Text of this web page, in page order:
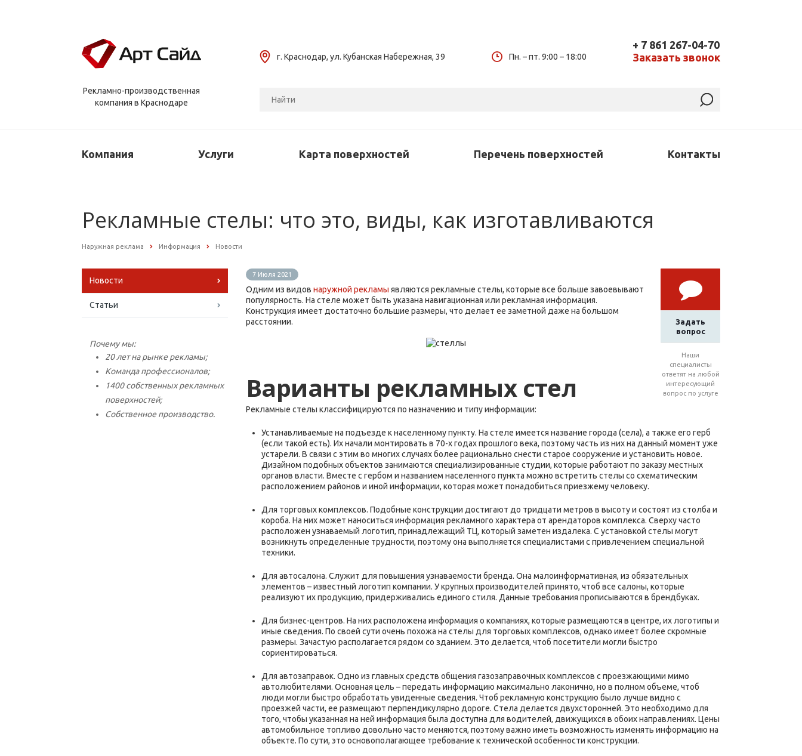
Рекламно-производственная
компания в Краснодаре
г. Краснодар, ул. Кубанская Набережная, 39 Пн. – пт. 9:00 – 18:00
+ 7 861 267-04-70
Заказать звонок
Компания Услуги Карта поверхностей Перечень поверхностей Контакты
Рекламные стелы: что это, виды, как изготавливаются
Наружная реклама Информация Новости
Новости
Статьи
Почему мы:
20 лет на рынке рекламы;
Команда профессионалов;
1400 собственных рекламных
поверхностей;
Собственное производство.
Задать
вопрос
Наши
специалисты
ответят на любой
интересующий
вопрос по услуге
7 Июля 2021
Одним из видов наружной рекламы являются рекламные стелы, которые все больше завоевывают
популярность. На стеле может быть указана навигационная или рекламная информация.
Конструкция имеет достаточно большие размеры, что делает ее заметной даже на большом
расстоянии.
Варианты рекламных стел
Рекламные стелы классифицируются по назначению и типу информации:
Устанавливаемые на подъезде к населенному пункту. На стеле имеется название города (села), а также его герб
(если такой есть). Их начали монтировать в 70-х годах прошлого века, поэтому часть из них на данный момент уже
устарели. В связи с этим во многих случаях более рационально снести старое сооружение и установить новое.
Дизайном подобных объектов занимаются специализированные студии, которые работают по заказу местных
органов власти. Вместе с гербом и названием населенного пункта можно встретить стелы со схематическим
расположением районов и иной информации, которая может понадобиться приезжему человеку.
Для торговых комплексов. Подобные конструкции достигают до тридцати метров в высоту и состоят из столба и
короба. На них может наноситься информация рекламного характера от арендаторов комплекса. Сверху часто
расположен узнаваемый логотип, принадлежащий ТЦ, который заметен издалека. С установкой стелы могут
возникнуть определенные трудности, поэтому она выполняется специалистами с привлечением специальной
техники.
Для автосалона. Служит для повышения узнаваемости бренда. Она малоинформативная, из обязательных
элементов – известный логотип компании. У крупных производителей принято, чтоб все салоны, которые
реализуют их продукцию, придерживались единого стиля. Данные требования прописываются в брендбуках.
Для бизнес-центров. На них расположена информация о компаниях, которые размещаются в центре, их логотипы и
иные сведения. По своей сути очень похожа на стелы для торговых комплексов, однако имеет более скромные
размеры. Зачастую располагается рядом со зданием. Это делается, чтоб посетители могли быстро
сориентироваться.
Для автозаправок. Одно из главных средств общения газозаправочных комплексов с проезжающими мимо
автолюбителями. Основная цель – передать информацию максимально лаконично, но в полном объеме, чтоб
люди могли быстро обработать увиденные сведения. Чтоб рекламную конструкцию было лучше видно с
проезжей части, ее размещают перпендикулярно дороге. Стела делается двухсторонней. Это необходимо для
того, чтобы указанная на ней информация была доступна для водителей, движущихся в обоих направлениях. Цены
автомобильное топливо довольно часто меняются, поэтому важно иметь возможность изменять информацию на
объекте. По сути, это основополагающее требование к технической особенности конструкции.